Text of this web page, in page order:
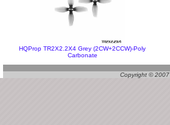
HQProp TR2X2.2X4 Grey (2CW+2CCW)-Poly
Carbonate
Copyright © 2007